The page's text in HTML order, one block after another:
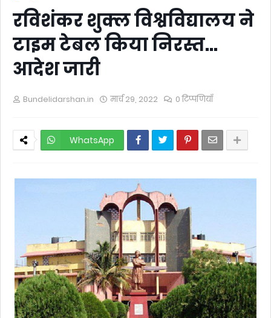
रविशंकर शुक्ल विश्वविद्यालय ने
टाइम टेबल किया निरस्त…
आदेश जारी
Bundelidarshan.in मार्च 29, 2022 0 टिप्पणियाँ
WhatsApp